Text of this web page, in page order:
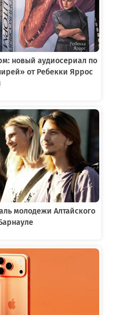
новый аудиосериал по
от Ребекки Яррос
молодежи Алтайского